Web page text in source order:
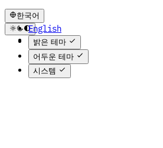
한국어
English
한국어
밝은 테마
어두운 테마
시스템